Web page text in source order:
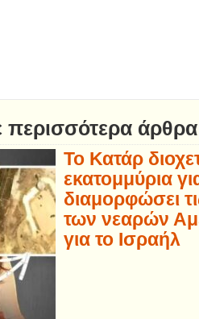
περισσότερα άρθρα
Το Κατάρ
εκατομμύρια
διαμορφώσει
των νεαρών
για το Ισραήλ